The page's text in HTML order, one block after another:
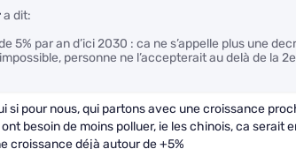
a dit:
5% par an d’ici 2030 : ca ne s’appelle plus une
personne ne l’accepterait au delà de la
si pour nous, qui partons avec une croissance
besoin de moins polluer, ie les chinois, ca
croissance déjà autour de +5%